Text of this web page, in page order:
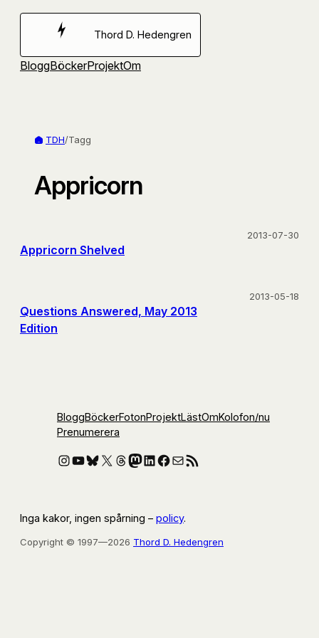
Hoppa
Thord D. Hedengren
BloggBöckerProjektOm
TDH/Tagg
Appricorn
Appricorn Shelved
2013-07-30
Questions Answered, May 2013
Edition
2013-05-18
BloggBöckerFotonProjektLästOmKolofon/nu
Prenumerera
Instagram
YouTube
Bluesky
X Threads
Mastodon
LinkedIn
Facebook
E-postRSS-flöde
Inga kakor, ingen spårning – policy.
Copyright © 1997—2026 Thord D. Hedengren